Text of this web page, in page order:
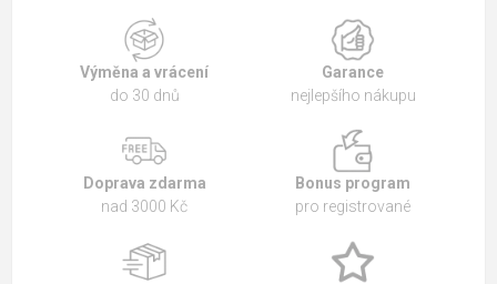
Výměna a vrácení
do 30 dnů
Garance
nejlepšího nákupu
Doprava zdarma
nad 3000 Kč
Bonus program
pro registrované